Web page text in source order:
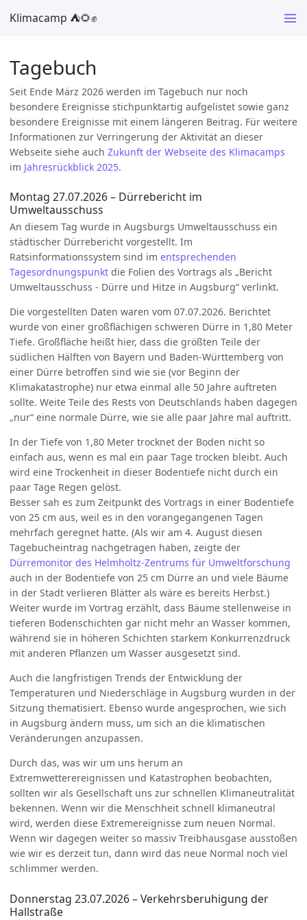
Klimacamp ⛺️🌻✊
Tagebuch
Seit Ende März 2026 werden im Tagebuch nur noch
besondere Ereignisse stichpunktartig aufgelistet sowie ganz
besondere Ereignisse mit einem längeren Beitrag. Für weitere
Informationen zur Verringerung der Aktivität an dieser
Webseite siehe auch Zukunft der Webseite des Klimacamps
im Jahresrückblick 2025.
Montag 27.07.2026 – Dürrebericht im
Umweltausschuss
An diesem Tag wurde in Augsburgs Umweltausschuss ein
städtischer Dürrebericht vorgestellt. Im
Ratsinformationssystem sind im entsprechenden
Tagesordnungspunkt die Folien des Vortrags als „Bericht
Umweltausschuss - Dürre und Hitze in Augsburg“ verlinkt.
Die vorgestellten Daten waren vom 07.07.2026. Berichtet
wurde von einer großflächigen schweren Dürre in 1,80 Meter
Tiefe. Großfläche heißt hier, dass die größten Teile der
südlichen Hälften von Bayern und Baden-Württemberg von
einer Dürre betroffen sind wie sie (vor Beginn der
Klimakatastrophe) nur etwa einmal alle 50 Jahre auftreten
sollte. Weite Teile des Rests von Deutschlands haben dagegen
„nur“ eine normale Dürre, wie sie alle paar Jahre mal auftritt.
In der Tiefe von 1,80 Meter trocknet der Boden nicht so
einfach aus, wenn es mal ein paar Tage trocken bleibt. Auch
wird eine Trockenheit in dieser Bodentiefe nicht durch ein
paar Tage Regen gelöst.
Besser sah es zum Zeitpunkt des Vortrags in einer Bodentiefe
von 25 cm aus, weil es in den vorangegangenen Tagen
mehrfach geregnet hatte. (Als wir am 4. August diesen
Tagebucheintrag nachgetragen haben, zeigte der
Dürremonitor des Helmholtz-Zentrums für Umweltforschung
auch in der Bodentiefe von 25 cm Dürre an und viele Bäume
in der Stadt verlieren Blätter als wäre es bereits Herbst.)
Weiter wurde im Vortrag erzählt, dass Bäume stellenweise in
tieferen Bodenschichten gar nicht mehr an Wasser kommen,
während sie in höheren Schichten starkem Konkurrenzdruck
mit anderen Pflanzen um Wasser ausgesetzt sind.
Auch die langfristigen Trends der Entwicklung der
Temperaturen und Niederschläge in Augsburg wurden in der
Sitzung thematisiert. Ebenso wurde angesprochen, wie sich
in Augsburg ändern muss, um sich an die klimatischen
Veränderungen anzupassen.
Durch das, was wir um uns herum an
Extremwetterereignissen und Katastrophen beobachten,
sollten wir als Gesellschaft uns zur schnellen Klimaneutralität
bekennen. Wenn wir die Menschheit schnell klimaneutral
wird, werden diese Extremereignisse zum neuen Normal.
Wenn wir dagegen weiter so massiv Treibhausgase ausstoßen
wie wir es derzeit tun, dann wird das neue Normal noch viel
schlimmer werden.
Donnerstag 23.07.2026 – Verkehrsberuhigung der
Hallstraße